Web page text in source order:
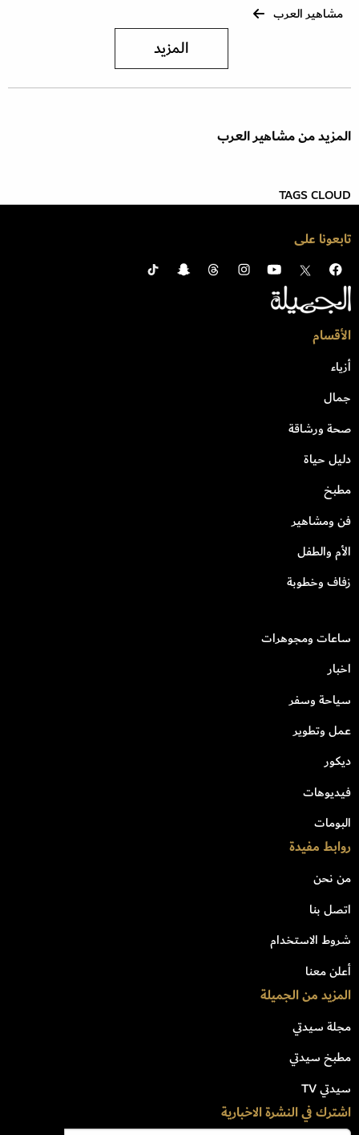
مشاهير العرب
المزيد
المزيد من مشاهير العرب
TAGS CLOUD
تابعونا على
الأقسام
أزياء
جمال
صحة ورشاقة
دليل حياة
مطبخ
فن ومشاهير
الأم والطفل
زفاف وخطوبة
ساعات ومجوهرات
اخبار
سياحة وسفر
عمل وتطوير
ديكور
فيديوهات
البومات
روابط مفيدة
من نحن
اتصل بنا
شروط الاستخدام
أعلن معنا
المزيد من الجميلة
مجلة سيدتي
مطبخ سيدتي
سيدتي TV
اشترك في النشرة الاخبارية